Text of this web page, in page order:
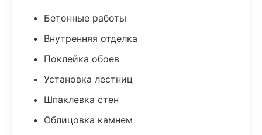
Бетонные работы
Внутренняя отделка
Поклейка обоев
Установка лестниц
Шпаклевка стен
Облицовка камнем